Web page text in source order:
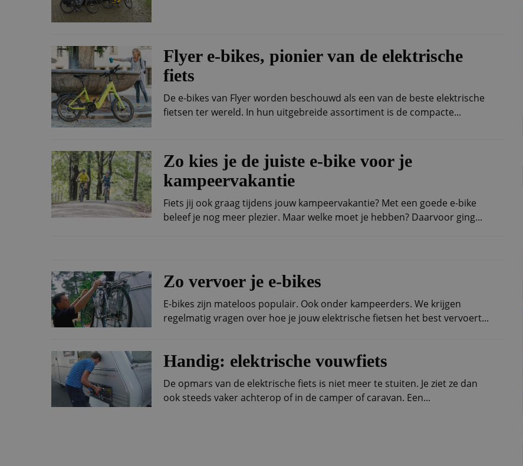
Flyer e-bikes, pionier van de elektrische
fiets
De e-bikes van Flyer worden beschouwd als een van de beste elektrische
fietsen ter wereld. In hun uitgebreide assortiment is de compacte...
Zo kies je de juiste e-bike voor je
kampeervakantie
Fiets jij ook graag tijdens jouw kampeervakantie? Met een goede e-bike
beleef je nog meer plezier. Maar welke moet je hebben? Daarvoor ging...
Zo vervoer je e-bikes
E-bikes zijn mateloos populair. Ook onder kampeerders. We krijgen
regelmatig vragen over hoe je jouw elektrische fietsen het best vervoert...
Handig: elektrische vouwfiets
De opmars van de elektrische fiets is niet meer te stuiten. Je ziet ze dan
ook steeds vaker achterop of in de camper of caravan. Een...